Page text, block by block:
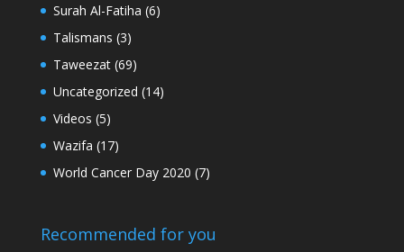
Surah Al-Fatiha (6)
Talismans (3)
Taweezat(69)
Uncategorized (14)
Videos (5)
Wazifa (17)
World Cancer Day 2020 (7)
Recommended for you